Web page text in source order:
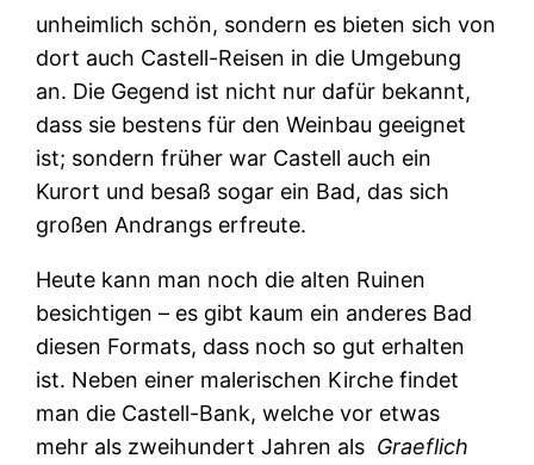
unheimlich schön, sondern es bieten sich von
dort auch Castell-Reisen in die Umgebung
an. Die Gegend ist nicht nur dafür bekannt,
dass sie bestens für den Weinbau geeignet
ist; sondern früher war Castell auch ein
Kurort und besaß sogar ein Bad, das sich
großen Andrangs erfreute.
Heute kann man noch die alten Ruinen
besichtigen – es gibt kaum ein anderes Bad
diesen Formats, dass noch so gut erhalten
ist. Neben einer malerischen Kirche findet
man die Castell-Bank, welche vor etwas
mehr als zweihundert Jahren als Graeflich